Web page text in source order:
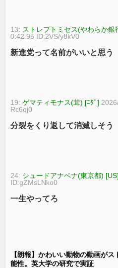
13: ストレプトミセス(やわらか銀
0:42.95 ID:2VS/y8kV0
新進党って名前がいいと思う
19:ゲマティモナス(茸) [ﾆﾀﾞ]
Rc6qj0
分裂をくり返して消滅しそう
24: シュードアナベナ(東京都) [US]
ID:gZMsLNko0
一生やってろ
【朗報】かわいい動物の動画が
能性。英大学の研究で実証